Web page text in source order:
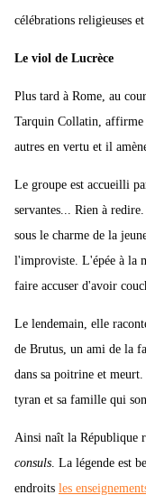
célébrations religieuses
Le viol de Lucrèce
Plus tard à Rome, au
Tarquin Collatin, affirme
autres en vertu et il
Le groupe est accueilli
servantes... Rien à
sous le charme de la
l'improviste. L'épée à la
faire accuser d'avoir
Le lendemain, elle
de Brutus, un ami de la
dans sa poitrine et
tyran et sa famille qui
Ainsi naît la République
consuls. La légende est
endroits les